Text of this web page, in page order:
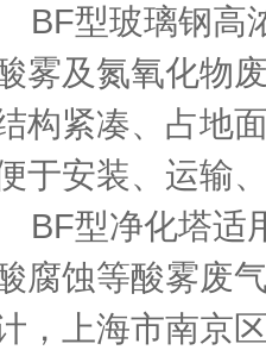
BF型玻璃钢高
雾及氮氧化物
构紧凑、占地
于安装、运输
BF型净化塔适
腐蚀等酸雾废
，上海市南京